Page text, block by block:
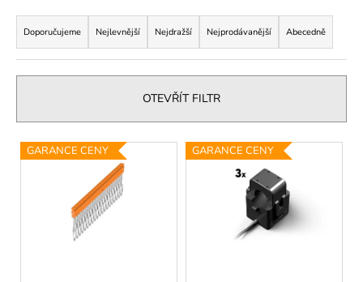
Ř
a
z
e
í
p
r
Doporučujeme Nejlevnější Nejdražší Nejprodávanější Abecedně
OTEVŘÍT FILTR
VGARANCE CENY GARANCE CENY
n
a
j
í
?
HLEDAT